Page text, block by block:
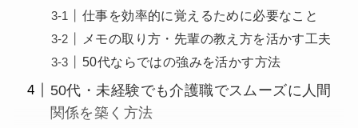
仕事を効率的に覚えるために必要なこと
メモの取り方・先輩の教え方を活かす工夫
50代ならではの強みを活かす方法
50代・未経験でも介護職でスムーズに人間
関係を築く方法